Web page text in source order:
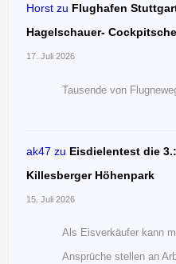
Horst zu Flughafen
Hagelschauer-
17. Juli 2026
Tausende von
ak47 zu Eisdielentest die
Killesberger Höhenpark
15. Juli 2026
Als Eisverkäufer kann
Ansprüche stellen an